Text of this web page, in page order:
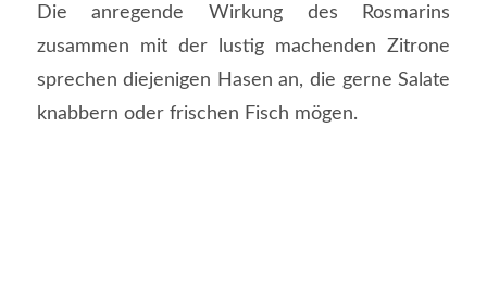
Die anregende Wirkung des Rosmarins
zusammen mit der lustig machenden Zitrone
sprechen diejenigen Hasen an, die gerne Salate
knabbern oder frischen Fisch mögen.